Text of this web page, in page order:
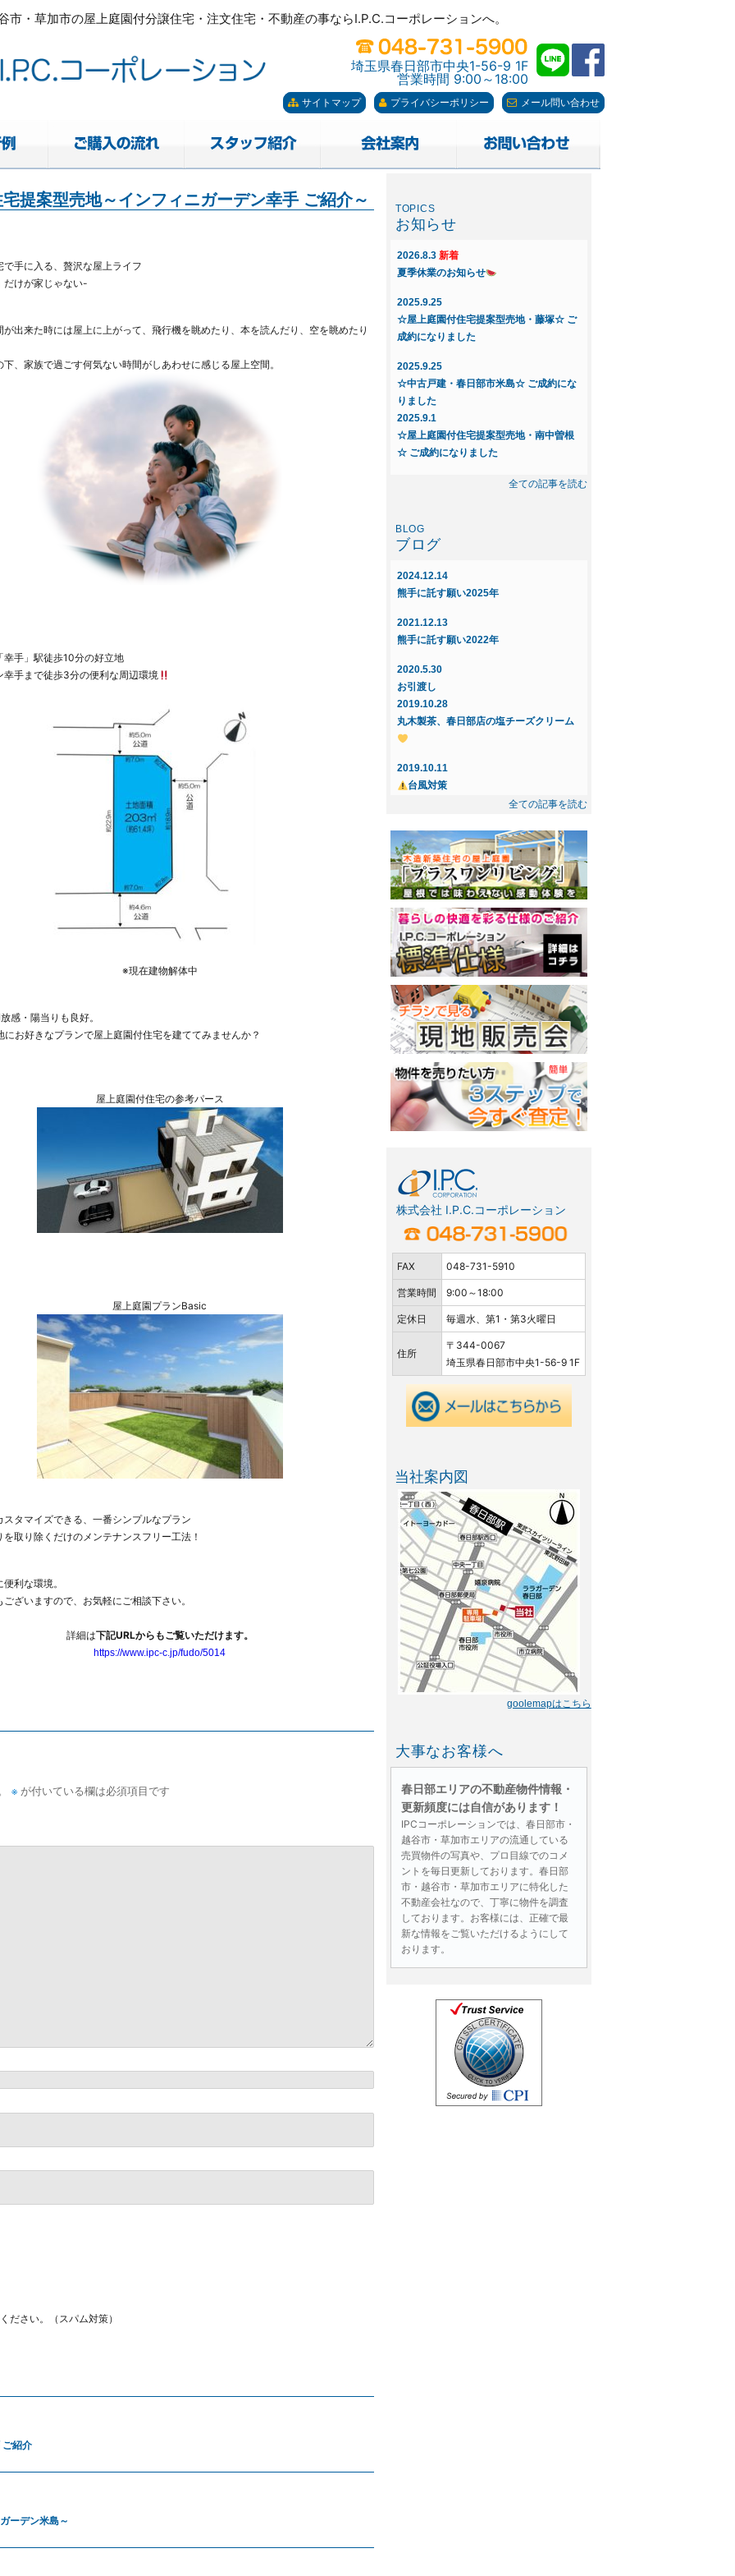
・草加市の屋上庭園付分譲住宅・注文住宅・不動産の事ならI.P.C.コーポレーションへ。
ーション。屋上庭園も
・草加市の屋上庭園付分譲住宅・注文住宅・不動産の事ならI.P.C.コーポレーションへ。
埼玉県春日部市中央1-56-9 1F
営業時間 9:00～18:00
サイトマップ プライバシーポリシー メール問い合わせ
案型売地～インフィニガーデン幸手 ご紹介～
で手に入る、贅沢な屋上ライフ
だけが家じゃない-
が出来た時には屋上に上がって、飛行機を眺めたり、本を読んだり、空を眺めたり
下、家族で過ごす何気ない時間がしあわせに感じる屋上空間。
幸手」駅徒歩10分の好立地
幸手まで徒歩3分の便利な周辺環境
※現在建物解体中
感・陽当りも良好。
にお好きなプランで屋上庭園付住宅を建ててみませんか？
屋上庭園付住宅の参考パース
屋上庭園プランBasic
スタマイズできる、一番シンプルなプラン
を取り除くだけのメンテナンスフリー工法！
利な環境。
ざいますので、お気軽にご相談下さい。
詳細は下記URLからもご覧いただけます。
https://www.ipc-c.jp/fudo/5014
※が付いている欄は必須項目です
ださい。（スパム対策）
紹介
ーデン米島～
お知らせ
2026.8.3 新着
夏季休業のお知らせ
2025.9.25
☆屋上庭園付住宅提案型売地・藤塚☆ ご
成約になりました
2025.9.25
☆中古戸建・春日部市米島☆ ご成約にな
りました
2025.9.1
☆屋上庭園付住宅提案型売地・南中曽根
☆ ご成約になりました
2025.6.16
型・売地～インフィニガーデン藤塚Q
ご紹介～
2025.6.16
◇◆新規物件◆◇屋上庭園付住宅提案
根 ご紹介～
2025.5.29
☆屋上庭園付住宅提案型売地・新宿新田
☆ ご成約になりました
2025.5.8
☆インフィニガーデン下間久里☆ ご成約
2025.2.21
◇◆新規物件◆◇屋上庭園付住宅提案
型・売地～インフィニガーデン川口・東
内野 ご紹介～
全ての記事を読む
ブログ
2024.12.14
熊手に託す願い2025年
2021.12.13
熊手に託す願い2022年
2020.5.30
お引渡し
2019.10.28
丸木製茶、春日部店の塩チーズクリーム
2019.10.11
台風対策
忘れもの
2019.7.14
花風、OPEN！
2019.7.12
丸木製茶、春日部にOPEN！
2019.2.17
屋上プラン－Dog Garden－
2018.12.10
十日市
全ての記事を読む
株式会社 I.P.C.コーポレーション
FAX 048-731-5910
営業時間 9:00～18:00
定休日 毎週水、第1・第3火曜日
住所
〒344-0067
埼玉県春日部市中央1-56-9 1F
当社案内図
goolemapはこちら
大事なお客様へ
春日部エリアの不動産物件情報・
更新頻度には自信があります！
IPCコーポレーションでは、春日部市・
越谷市・草加市エリアの流通している
売買物件の写真や、プロ目線でのコメ
ントを毎日更新しております。春日部
市・越谷市・草加市エリアに特化した
不動産会社なので、丁寧に物件を調査
しております。お客様には、正確で最
新な情報をご覧いただけるようにして
おります。
物件情報はもちろん、ローンに関する
ご質問、売却査定など、不動産に関す
る様々なお問い合わせであれば即日ご
連絡いたします。営業時間外であって
も、メールでのお問い合わせは２４時
間受付しております。
お客様の目線、同じ立場で最後ま